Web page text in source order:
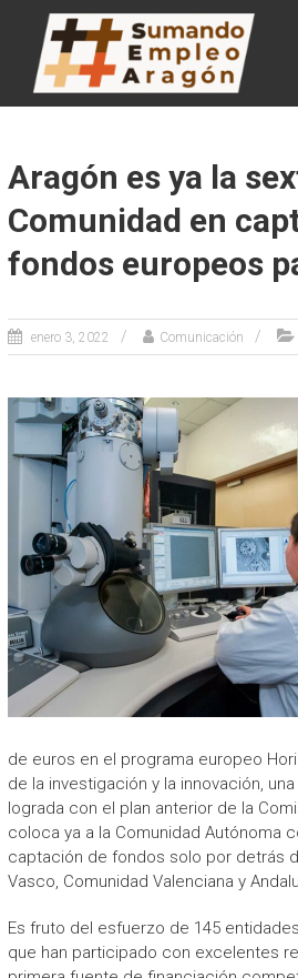
contenido
SUMANDO EMPLEO
ARAGÓN
Web de la Iniciativa Sumando Empleo
Aragón es ya la
Comunidad en
fondos europeos
enero 3, 2022 Comunicación
de euros en el programa europeo
de la investigación y la innovación,
lograda con el plan anterior de la
coloca ya a la Comunidad Autónoma
captación de fondos solo por detrás
Vasco, Comunidad Valenciana y
Es fruto del esfuerzo de 145
que han participado con excelentes